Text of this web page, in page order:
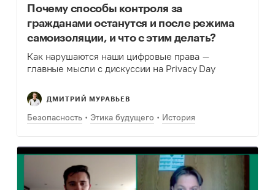
Почему способы контроля за
гражданами останутся и после режима
самоизоляции, и что с этим делать?
Как нарушаются наши цифровые права –
главные мысли с дискуссии на Privacy Day
ДМИТРИЙ МУРАВЬЕВ
Безопасность Этика будущего История